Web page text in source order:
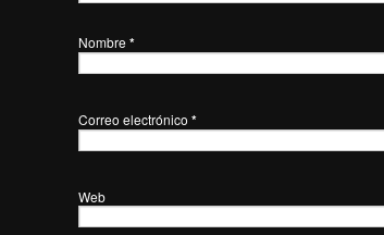
Nombre *
Correo electrónico *
Web